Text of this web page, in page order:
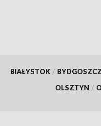
BIAŁYSTOK / BYDGOSZCZ
OLSZTYN /